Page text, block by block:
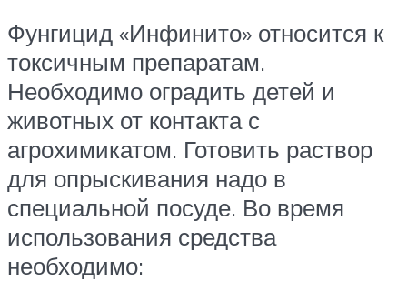
Фунгицид «Инфинито» относится к
токсичным препаратам.
Необходимо оградить детей и
животных от контакта с
агрохимикатом. Готовить раствор
для опрыскивания надо в
специальной посуде. Во время
использования средства
необходимо: